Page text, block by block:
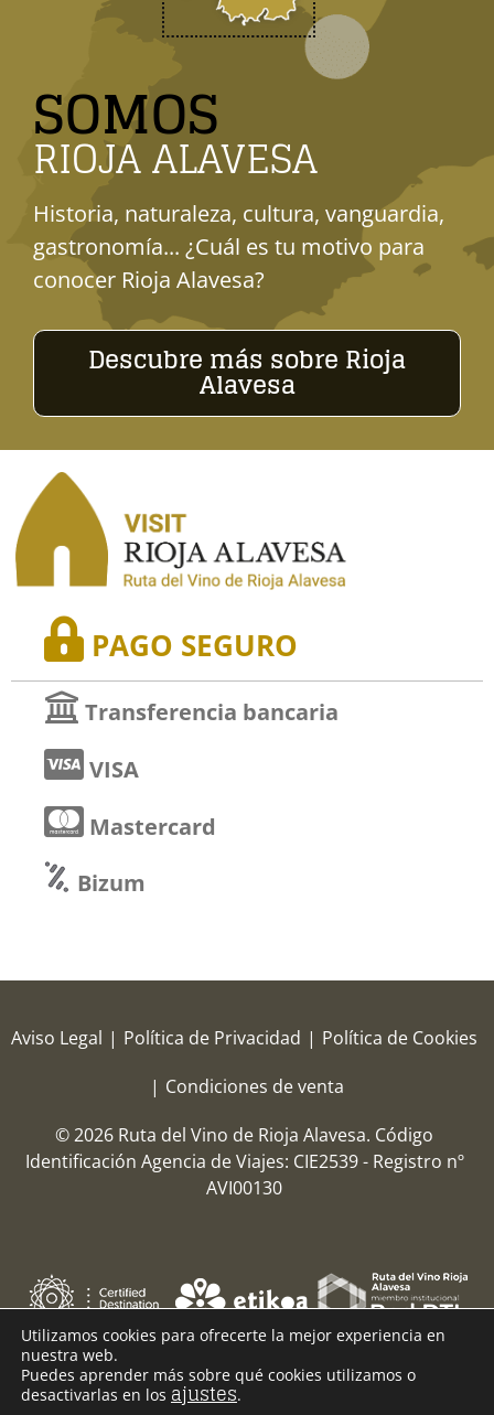
SOMOS
RIOJA ALAVESA
Historia, naturaleza, cultura, vanguardia,
gastronomía... ¿Cuál es tu motivo para
conocer Rioja Alavesa?
Descubre más sobre Rioja
Alavesa
PAGO SEGURO
Transferencia bancaria
VISA
Mastercard
Bizum
Aviso Legal | Política de Privacidad | Política de Cookies
| Condiciones de venta
© 2026 Ruta del Vino de Rioja Alavesa. Código
Identificación Agencia de Viajes: CIE2539 - Registro nº
AVI00130
Utilizamos cookies para ofrecerte la mejor experiencia en
nuestra web.
Puedes aprender más sobre qué cookies utilizamos o
desactivarlas en los ajustes.